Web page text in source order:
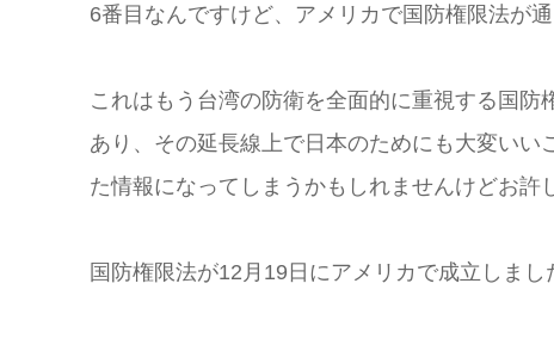
6番目なんですけど、アメリカで国防権限法が通
これはもう台湾の防衛を全面的に重視する国
あり、その延長線上で日本のためにも大変い
た情報になってしまうかもしれませんけどお許
国防権限法が12月19日にアメリカで成立しま